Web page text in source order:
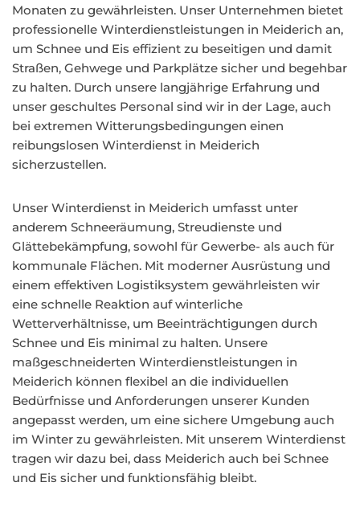
Monaten zu gewährleisten. Unser Unternehmen bietet
professionelle Winterdienstleistungen in Meiderich an,
um Schnee und Eis effizient zu beseitigen und damit
Straßen, Gehwege und Parkplätze sicher und begehbar
zu halten. Durch unsere langjährige Erfahrung und
unser geschultes Personal sind wir in der Lage, auch
bei extremen Witterungsbedingungen einen
reibungslosen Winterdienst in Meiderich
sicherzustellen.
Unser Winterdienst in Meiderich umfasst unter
anderem Schneeräumung, Streudienste und
Glättebekämpfung, sowohl für Gewerbe- als auch für
kommunale Flächen. Mit moderner Ausrüstung und
einem effektiven Logistiksystem gewährleisten wir
eine schnelle Reaktion auf winterliche
Wetterverhältnisse, um Beeinträchtigungen durch
Schnee und Eis minimal zu halten. Unsere
maßgeschneiderten Winterdienstleistungen in
Meiderich können flexibel an die individuellen
Bedürfnisse und Anforderungen unserer Kunden
angepasst werden, um eine sichere Umgebung auch
im Winter zu gewährleisten. Mit unserem Winterdienst
tragen wir dazu bei, dass Meiderich auch bei Schnee
und Eis sicher und funktionsfähig bleibt.